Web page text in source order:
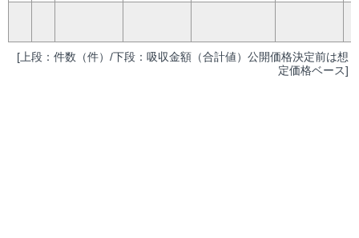
[上段：件数（件）/下段：吸収金額（合計値）公開価格決定前は想
定価格ベース]